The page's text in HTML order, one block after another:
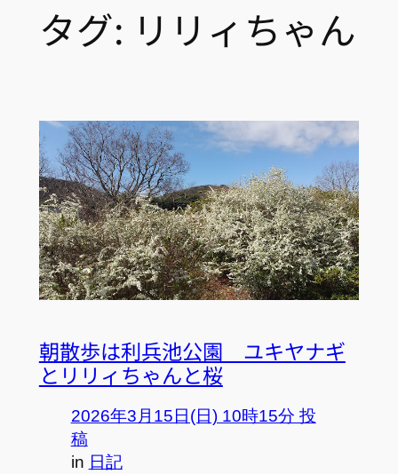
タグ: リリィちゃん
朝散歩は利兵池公園 ユキヤナギ
とリリィちゃんと桜
2026年3月15日(日) 10時15分 投
稿
in 日記